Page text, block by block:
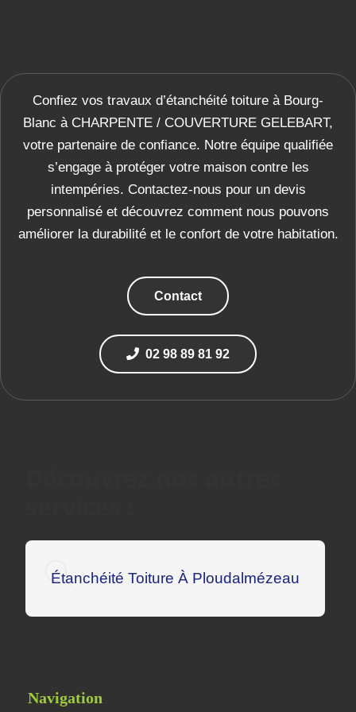
Confiez vos travaux d’étanchéité toiture à Bourg-
Blanc à CHARPENTE / COUVERTURE GELEBART,
votre partenaire de confiance. Notre équipe qualifiée
s’engage à protéger votre maison contre les
intempéries. Contactez-nous pour un devis
personnalisé et découvrez comment nous pouvons
améliorer la durabilité et le confort de votre habitation.
Contact
02 98 89 81 92
Étanchéité Toiture À Ploudalmézeau
Navigation